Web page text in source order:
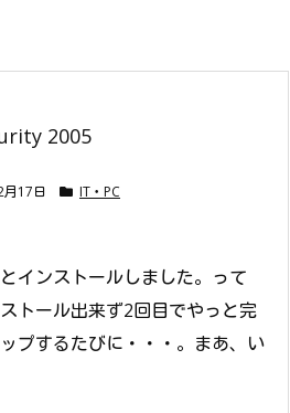
2005
17日 IT・PC
インストールしました。って
トール出来ず2回目でやっと完
プするたびに・・・。まあ、い